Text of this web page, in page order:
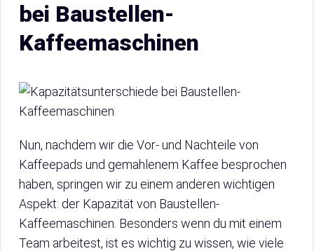
bei Baustellen-
Kaffeemaschinen
Nun, nachdem wir die Vor- und Nachteile von
Kaffeepads und gemahlenem Kaffee besprochen
haben, springen wir zu einem anderen wichtigen
Aspekt: der Kapazität von Baustellen-
Kaffeemaschinen. Besonders wenn du mit einem
Team arbeitest, ist es wichtig zu wissen, wie viele